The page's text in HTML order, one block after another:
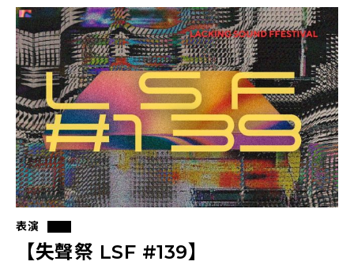
表演
【失聲祭 LSF #139】